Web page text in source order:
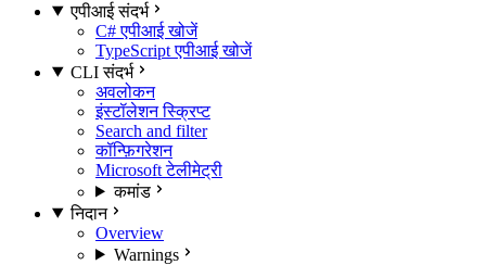
एपीआई संदर्भ
C# एपीआई खोजें
TypeScript एपीआई खोजें
CLI संदर्भ
अवलोकन
इंस्टॉलेशन स्क्रिप्ट
Search and filter
कॉन्फ़िगरेशन
Microsoft टेलीमेट्री
कमांड
निदान
Overview
Warnings